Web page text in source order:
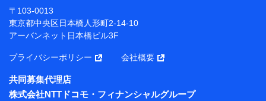
当社または株式会社NTTドコモ・フィナンシャルグルー
プが提供する保険関連サービスにおけるユーザー登録受
付および管理のため
当社または株式会社NTTドコモ・フィナンシャルグルー
携会社の保険その他に関する情報を提供するため、また
維持管理等の委託業務遂行のため、またそれらに付帯、
関連する当社または株式会社NTTドコモ・フィナンシャ
ルグループおよび提携会社のサービスを案内、提供する
〒103-0013
東京都中央区日本橋人形町2-14-10
アーバンネット日本橋ビル3F
プライバシーポリシー 会社概要
共同募集代理店
株式会社NTTドコモ・フィナンシャルグループ